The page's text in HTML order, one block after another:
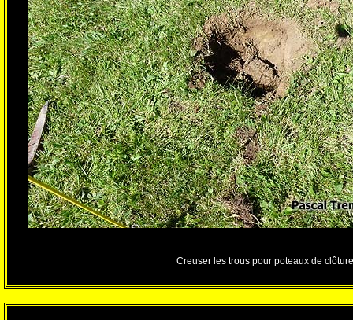
Creuser les trous pour poteaux de clôture